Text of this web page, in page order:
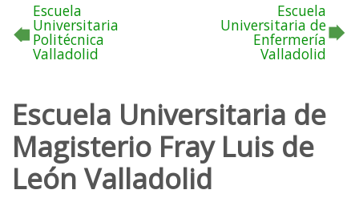
Escuela
Universitaria
Politécnica
Valladolid
Escuela
Universitaria de
Enfermería
Valladolid
Escuela Universitaria de
Magisterio Fray Luis de
León Valladolid